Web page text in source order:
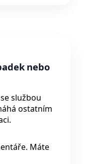
nebo
službou
ostatním
Máte